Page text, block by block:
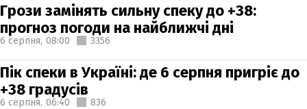
Грози замінять сильну спеку до +38:
прогноз погоди на найближчі дні
6 серпня, 08:00 3356
Пік спеки в Україні: де 6 серпня пригріє до
+38 градусів
6 серпня, 06:40 836